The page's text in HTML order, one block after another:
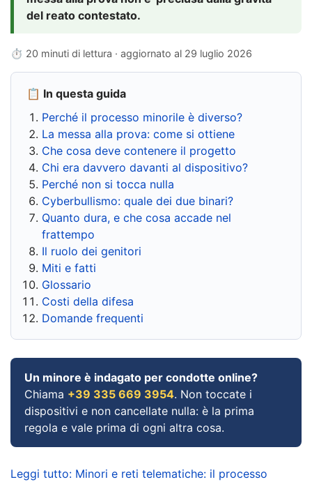
del reato contestato.
⏱ 20 minuti di lettura · aggiornato al 29 luglio 2026
📋 In questa guida
Perché il processo minorile è diverso?
La messa alla prova: come si ottiene
Che cosa deve contenere il progetto
Chi era davvero davanti al dispositivo?
Perché non si tocca nulla
Cyberbullismo: quale dei due binari?
Quanto dura, e che cosa accade nel
frattempo
Il ruolo dei genitori
Miti e fatti
Glossario
Costi della difesa
Domande frequenti
Un minore è indagato per condotte online?
Chiama +39 335 669 3954. Non toccate i
dispositivi e non cancellate nulla: è la prima
regola e vale prima di ogni altra cosa.
Leggi tutto: Minori e reti telematiche: il processo